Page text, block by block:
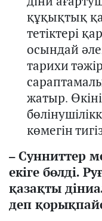
құқықтық
тетіктері
осындай ә
тарихи
сараптамал
жатыр.
көмегін
–Сунниттер
екіге бөлді. Ру
қазақты
деп